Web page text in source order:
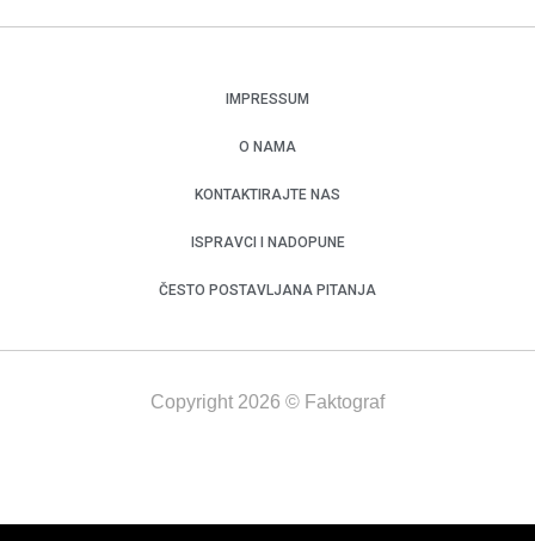
IMPRESSUM
O NAMA
KONTAKTIRAJTE NAS
ISPRAVCI I NADOPUNE
ČESTO POSTAVLJANA PITANJA
Copyright 2026 © Faktograf